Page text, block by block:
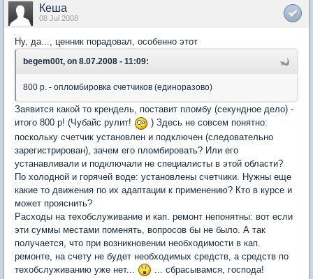
Кеша
08 Jul 2008
Ну, да..., ценник порадовал, особенно этот
begem00t, on 8.07.2008 - 11:09:
800 р. - опломбировка счетчиков (единоразово)
Заявится какой то крендель, поставит пломбу (секундное дело) -
итого 800 р! (Чубайс рулит!
) Здесь не совсем понятно:
поскольку счетчик установлен и подключен (следовательно
зарегистрирован), зачем его пломбировать? Или его
устанавливали и подключали не специалисты в этой области?
По холодной и горячей воде: установлены счетчики. Нужны еще
какие то движения по их адаптации к применению? Кто в курсе и
может прояснить?
Расходы на техобслуживание и кап. ремонт непонятны: вот если
эти суммы местами поменять, вопросов бы не было. А так
получается, что при возникновении необходимости в кап.
ремонте, на счету не будет необходимых средств, а средств по
техобслуживанию уже нет...
... сбрасывамся, господа!